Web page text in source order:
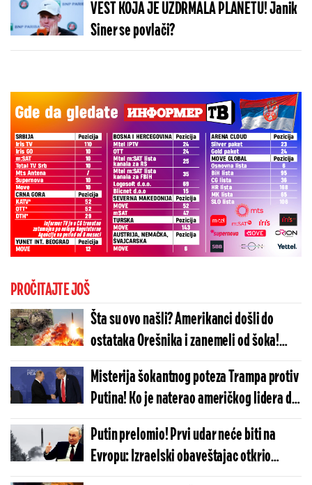
VEST KOJA JE UZDRMALA PLANETU! Janik
Siner se povlači?
PROČITAJTE JOŠ
Šta su ovo našli? Amerikanci došli do
ostataka Orešnika i zanemeli od šoka!
Ruska raketa zaprepastila najveće
stručnjake Vašingtona
Misterija šokantnog poteza Trampa protiv
Putina! Ko je naterao američkog lidera da
ovo uradi? Rusija neće sedeti skrštenih
ruku
Putin prelomio! Prvi udar neće biti na
Evropu: Izraelski obaveštajac otkrio
neočekivanu metu po kojoj će Rusija